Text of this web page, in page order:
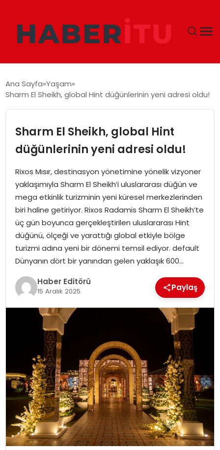
EKONOMI
SIYASET
TEKNOLOJI
EĞITIM
MAGAZIN
SPOR
YAŞAM
Ana Sayfa Yaşam
Sharm El Sheikh, global Hint düğünlerinin yeni adresi oldu!
Sharm El Sheikh, global Hint
düğünlerinin yeni adresi oldu!
Rixos Mısır, destinasyon yönetimine yönelik vizyoner
yaklaşımıyla Sharm El Sheikh’i uluslararası düğün ve
mega etkinlik turizminin yeni küresel merkezlerinden
biri haline getiriyor. Rixos Radamis Sharm El Sheikh’te
üç gün boyunca gerçekleştirilen uluslararası Hint
düğünü, ölçeği ve yarattığı global etkiyle bölge
turizmi adına yeni bir dönemi temsil ediyor. default
Dünyanın dört bir yanından gelen yaklaşık 600…
Haber Editörü
15 Aralık 2025 Paylaş